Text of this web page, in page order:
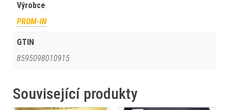
Výrobce
PROM-IN
GTIN
8595098010915
Související produkty